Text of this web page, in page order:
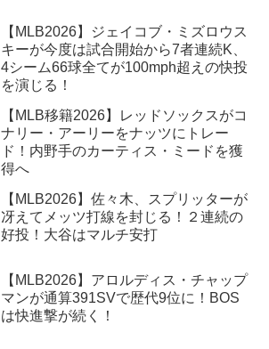
【MLB2026】ジェイコブ・ミズロウス
キーが今度は試合開始から7者連続K、
4シーム66球全てが100mph超えの快投
を演じる！
【MLB移籍2026】レッドソックスがコ
ナリー・アーリーをナッツにトレー
ド！内野手のカーティス・ミードを獲
得へ
【MLB2026】佐々木、スプリッターが
冴えてメッツ打線を封じる！２連続の
好投！大谷はマルチ安打
【MLB2026】アロルディス・チャップ
マンが通算391SVで歴代9位に！BOS
は快進撃が続く！